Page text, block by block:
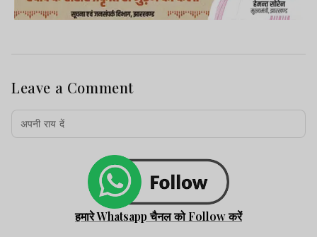
Leave a Comment
हमारे Whatsapp चैनल को Follow करें